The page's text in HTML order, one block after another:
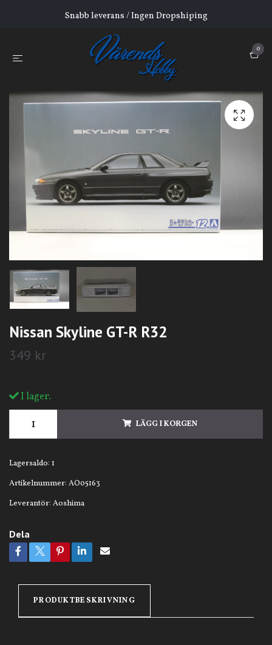
Snabb leverans / Ingen Dropshiping
0
Nissan Skyline GT-R R32
349 kr
I lager.
LÄGG I KORGEN
Lagersaldo: 1
Artikelnummer: AO05163
Leverantör: Aoshima
Dela
PRODUKTBESKRIVNING